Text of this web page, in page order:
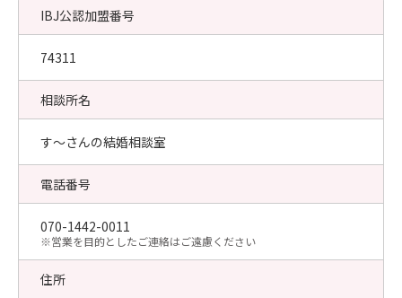
IBJ公認加盟番号
74311
相談所名
す～さんの結婚相談室
電話番号
070-1442-0011
​※営業を目的としたご連絡はご遠慮ください
住所